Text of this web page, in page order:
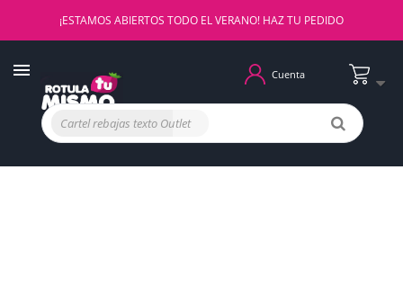
¡ESTAMOS ABIERTOS TODO EL VERANO! HAZ TU PEDIDO
Cuenta